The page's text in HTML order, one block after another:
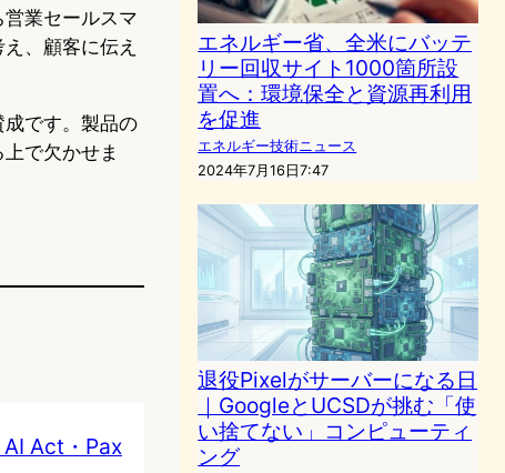
業セールスマ
、顧客に伝え
です。製品の
で欠かせま
AI Act・Pax
エネルギー省、全米にバッテ
リー回収サイト1000箇所設
置へ：環境保全と資源再利用
を促進
エネルギー技術ニュース
2024年7月16日7:47
退役Pixelがサーバーになる日
｜GoogleとUCSDが挑む「使
い捨てない」コンピューティ
ング